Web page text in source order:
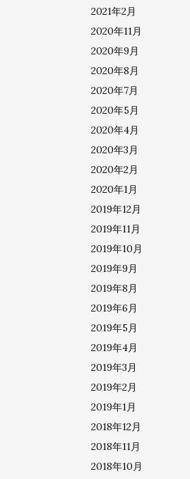
2021年2月
2020年11月
2020年9月
2020年8月
2020年7月
2020年5月
2020年4月
2020年3月
2020年2月
2020年1月
2019年12月
2019年11月
2019年10月
2019年9月
2019年8月
2019年6月
2019年5月
2019年4月
2019年3月
2019年2月
2019年1月
2018年12月
2018年11月
2018年10月